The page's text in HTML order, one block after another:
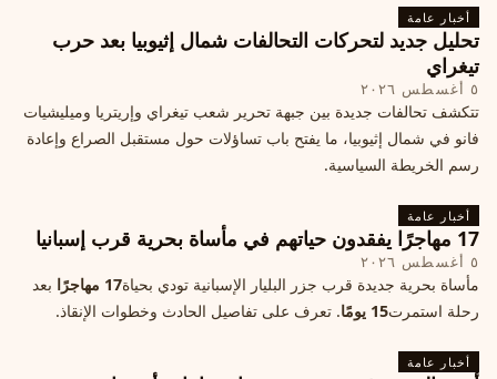
أخبار عامة
تحليل جديد لتحركات التحالفات شمال إثيوبيا بعد حرب
تيغراي
٥ أغسطس ٢٠٢٦
تتكشف تحالفات جديدة بين جبهة تحرير شعب تيغراي وإريتريا وميليشيات
فانو في شمال إثيوبيا، ما يفتح باب تساؤلات حول مستقبل الصراع وإعادة
رسم الخريطة السياسية.
أخبار عامة
17 مهاجرًا يفقدون حياتهم في مأساة بحرية قرب إسبانيا
٥ أغسطس ٢٠٢٦
مأساة بحرية جديدة قرب جزر البليار الإسبانية تودي بحياة17 مهاجرًا
بعد
رحلة استمرت15 يومًا . تعرف على تفاصيل الحادث وخطوات الإنقاذ.
أخبار عامة